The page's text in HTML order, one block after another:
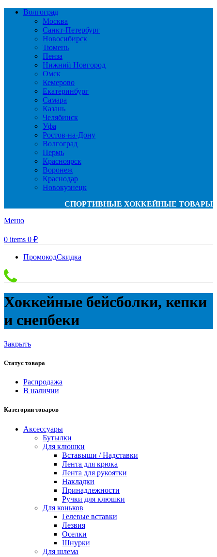
Волгоград
Москва
Санкт-Петербург
Новосибирск
Тюмень
Пенза
Нижний Новгород
Омск
Кемерово
Екатеринбург
Самара
Казань
Челябинск
Уфа
Ростов-на-Дону
Волгоград
Пермь
Красноярск
Воронеж
Краснодар
Новокузнецк
СПОРТИВНЫЕ ХОККЕЙНЫЕ ТОВАРЫ
Меню
0 items 0 ₽
ПромокодСкидка
Хоккейные бейсболки, кепки
и снепбеки
Закрыть
Статус товара
Распродажа
В наличии
Категории товаров
Аксессуары
Бутылки
Для клюшки
Вставыши / Надставки
Лента для крюка
Лента для рукоятки
Накладки
Принадлежности
Ручки для клюшки
Для коньков
Гелевые вставки
Лезвия
Оселки
Шнурки
Для шлема